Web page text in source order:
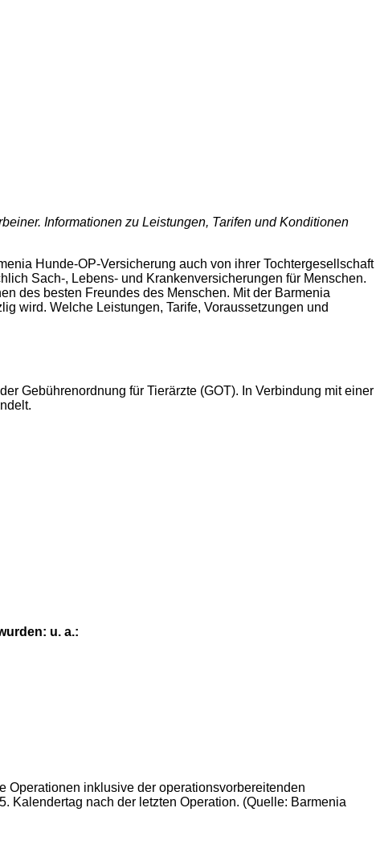
Informationen zu Leistungen, Tarifen und Konditionen
Hunde-OP-Versicherung auch von ihrer Tochtergesellschaft
Sach-, Lebens- und Krankenversicherungen für Menschen.
des besten Freundes des Menschen. Mit der Barmenia
wird. Welche Leistungen, Tarife, Voraussetzungen und
Gebührenordnung für Tierärzte (GOT). In Verbindung mit einer
u. a.:
Operationen inklusive der operationsvorbereitenden
Kalendertag nach der letzten Operation. (Quelle: Barmenia